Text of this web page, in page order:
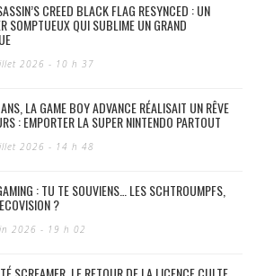
CREED BLACK FLAG RESYNCED : UN
SOMPTUEUX QUI SUBLIME UN GRAND
2026 - 10 h 37
LA GAME BOY ADVANCE RÉALISAIT UN RÊVE
: EMPORTER LA SUPER NINTENDO PARTOUT
2026 - 14 h 48
: TU TE SOUVIENS… LES SCHTROUMPFS,
?
2026 - 19 h 02